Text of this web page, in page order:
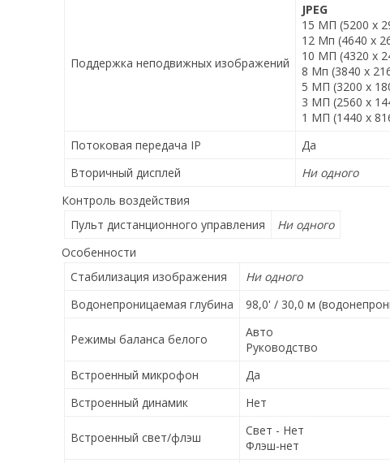
Поддержка неподвижных изображений
JPEG
15 МП (5200 x
12 Мп (4640 x
10 МП (4320 x
8 Мп (3840 x
5 МП (3200 x
3 МП (2560 x
1 МП (1440 x
Потоковая передача IP
Да
Вторичный дисплей
Ни одного
Контроль воздействия
Пульт дистанционного управления
Ни одного
Особенности
Стабилизация изображения
Ни одного
Водонепроницаемая глубина
98,0' / 30,0 м
Режимы баланса белого
Авто
Руководство
Встроенный микрофон
Да
Встроенный динамик
Нет
Встроенный свет/флэш
Свет - Нет
Флэш-нет